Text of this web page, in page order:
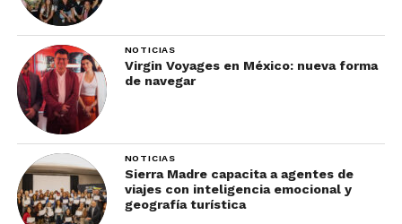
En cuestión de instalaciones, la
propiedad cuenta con dos piscinas
(una para relajarse y hacer nuevos
amigos y otra dedicada enteramente a
la fiesta), un teatro con aire
acondicionado y gazebo para bodas,
así como el After Dark Nightclub, con
NOTICIAS
Virgin Voyages en México: nueva forma
de navegar
NOTICIAS
Sierra Madre capacita a agentes de
viajes con inteligencia emocional y
geografía turística